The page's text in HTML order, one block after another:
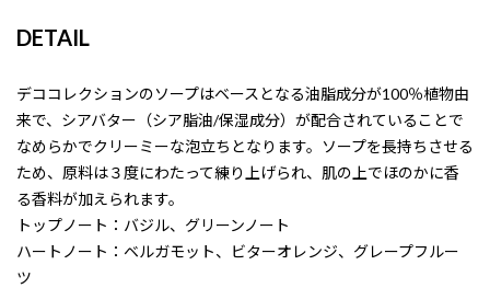
DETAIL
デココレクションのソープはベースとなる油脂成分が100％植物由
来で、シアバター（シア脂油/保湿成分）が配合されていることで
なめらかでクリーミーな泡立ちとなります。ソープを長持ちさせる
ため、原料は３度にわたって練り上げられ、肌の上でほのかに香
る香料が加えられます。
トップノート：バジル、グリーンノート
ハートノート：ベルガモット、ビターオレンジ、グレープフルー
ツ